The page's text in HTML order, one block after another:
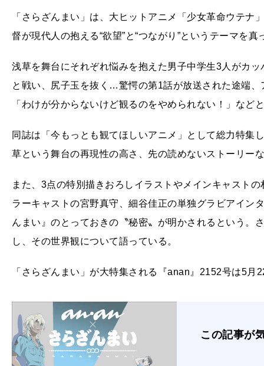
「さらざんまい」は、大ヒットアニメ「少女革命ウテ
督が現代人の抱える“欲望”と“つながり”というテーマを
浅草を舞台にそれぞれ悩みを抱えた男子中学生3人がカ
と戦い、尻子玉を抜く…驚愕の第1話が放送された途端
「わけが分からないけど観るのをやめられない！」など
同誌は「今もっとも観てほしいアニメ」として総力特集
草という舞台の再現性の高さ、先の読めないストーリー
また、3点の特別描きおろしイラストやメインキャスト
ラーキャストの宮野真守、細谷佳正の単独グラビアイン
んまい』のとっておきの〝秘密〟が明かされるという。
し、その世界観について語っている。
「さらざんまい」が大特集される『anan』2152号は5月
この記事が